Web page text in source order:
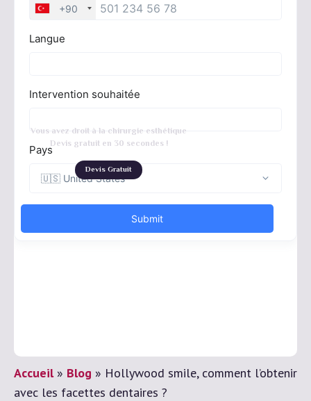
Vous avez droit à la chirurgie esthétique
Devis gratuit en 30 secondes !
Devis Gratuit
Accueil» Blog » Hollywood smile, comment l’obtenir
avec les facettes dentaires ?